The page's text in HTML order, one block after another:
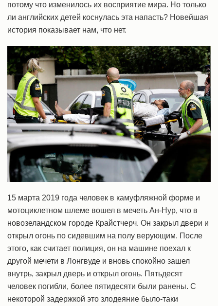
потому что изменилось их восприятие мира. Но только
ли английских детей коснулась эта напасть? Новейшая
история показывает нам, что нет.
15 марта 2019 года человек в камуфляжной форме и
мотоциклетном шлеме вошел в мечеть Ан-Нур, что в
новозеландском городе Крайстчерч. Он закрыл двери и
открыл огонь по сидевшим на полу верующим. После
этого, как считает полиция, он на машине поехал к
другой мечети в Лонгвуде и вновь спокойно зашел
внутрь, закрыл дверь и открыл огонь. Пятьдесят
человек погибли, более пятидесяти были ранены. С
некоторой задержкой это злодеяние было-таки